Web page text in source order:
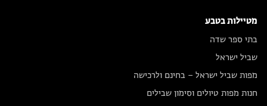
מטיילות בטבע
בתי ספר שדה
שביל ישראל
מפות שביל ישראל – בחינם ולרכישה
חנות מפות טיולים וסימון שבילים